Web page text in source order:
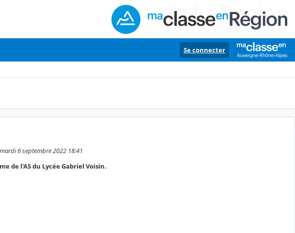
Se connecter
6 septembre 2022 18:41
de l'AS du Lycée Gabriel Voisin.